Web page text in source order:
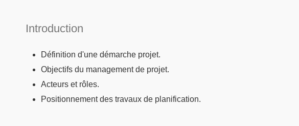
Introduction
Définition d'une démarche projet.
Objectifs du management de projet.
Acteurs et rôles.
Positionnement des travaux de planification.